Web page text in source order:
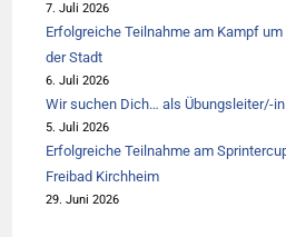
7. Juli 2026
Erfolgreiche Teilnahme am Kampf
der Stadt
6. Juli 2026
Wir suchen Dich… als Übungsleiter/-
5. Juli 2026
Erfolgreiche Teilnahme am
Freibad Kirchheim
29. Juni 2026